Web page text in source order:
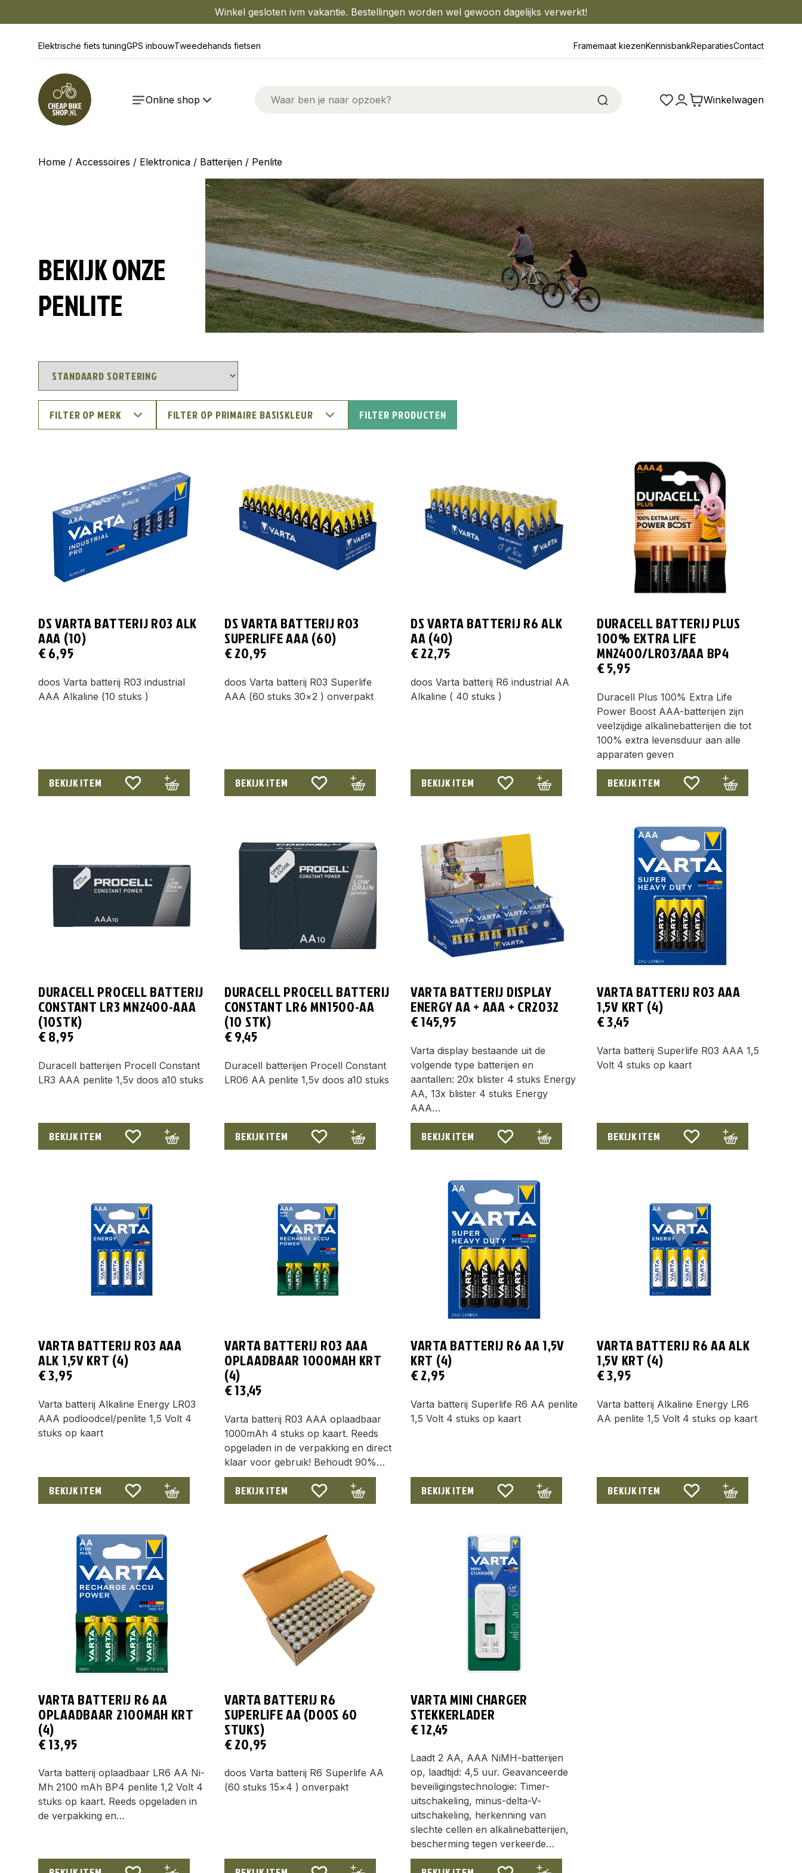
Winkel gesloten ivm vakantie. Bestellingen worden wel gewoon dagelijks verwerkt!
Elektrische fiets tuningGPS inbouwTweedehands fietsen Framemaat kiezenKennisbankReparatiesContact
Online shop Winkelwagen
Home / Accessoires / Elektronica / Batterijen / Penlite
BEKIJK ONZE
PENLITE
FILTER OP MERK FILTER OP PRIMAIRE BASISKLEUR FILTER PRODUCTEN
DS VARTA BATTERIJ R03 ALK
AAA (10)
€6,95
doos Varta batterij R03 industrial
AAA Alkaline (10 stuks )
BEKIJK ITEM
DS VARTA BATTERIJ R03
SUPERLIFE AAA (60)
€20,95
doos Varta batterij R03 Superlife
AAA (60 stuks 30×2 ) onverpakt
BEKIJK ITEM
DS VARTA BATTERIJ R6 ALK
AA (40)
€22,75
doos Varta batterij R6 industrial AA
Alkaline ( 40 stuks )
BEKIJK ITEM
DURACELL BATTERIJ PLUS
100% EXTRA LIFE
MN2400/LR03/AAA BP4
€5,95
Duracell Plus 100% Extra Life
Power Boost AAA-batterijen zijn
veelzijdige alkalinebatterijen die tot
100% extra levensduur aan alle
apparaten geven
BEKIJK ITEM
DURACELL PROCELL BATTERIJ
CONSTANT LR3 MN2400-AAA
(10STK)
€8,95
Duracell batterijen Procell Constant
LR3 AAA penlite 1,5v doos a10 stuks
BEKIJK ITEM
DURACELL PROCELL BATTERIJ
CONSTANT LR6 MN1500-AA
(10 STK)
€9,45
Duracell batterijen Procell Constant
LR06 AA penlite 1,5v doos a10 stuks
BEKIJK ITEM
VARTA BATTERIJ DISPLAY
ENERGY AA + AAA + CR2032
€145,95
Varta display bestaande uit de
volgende type batterijen en
aantallen: 20x blister 4 stuks Energy
AA, 13x blister 4 stuks Energy
AAA…
BEKIJK ITEM
VARTA BATTERIJ R03 AAA
1,5V KRT (4)
€3,45
Varta batterij Superlife R03 AAA 1,5
Volt 4 stuks op kaart
BEKIJK ITEM
VARTA BATTERIJ R03 AAA
ALK 1,5V KRT (4)
€3,95
Varta batterij Alkaline Energy LR03
AAA podloodcel/penlite 1,5 Volt 4
stuks op kaart
BEKIJK ITEM
VARTA BATTERIJ R03 AAA
OPLAADBAAR 1000MAH KRT
(4)
€13,45
Varta batterij R03 AAA oplaadbaar
1000mAh 4 stuks op kaart. Reeds
opgeladen in de verpakking en direct
klaar voor gebruik! Behoudt 90%…
BEKIJK ITEM
VARTA BATTERIJ R6 AA 1,5V
KRT (4)
€2,95
Varta batterij Superlife R6 AA penlite
1,5 Volt 4 stuks op kaart
BEKIJK ITEM
VARTA BATTERIJ R6 AA ALK
1,5V KRT (4)
€3,95
Varta batterij Alkaline Energy LR6
AA penlite 1,5 Volt 4 stuks op kaart
BEKIJK ITEM
VARTA BATTERIJ R6 AA
OPLAADBAAR 2100MAH KRT
(4)
€13,95
Varta batterij oplaadbaar LR6 AA Ni-
Mh 2100 mAh BP4 penlite 1,2 Volt 4
stuks op kaart. Reeds opgeladen in
de verpakking en…
VARTA BATTERIJ R6
SUPERLIFE AA (DOOS 60
STUKS)
€20,95
doos Varta batterij R6 Superlife AA
(60 stuks 15×4 ) onverpakt
VARTA MINI CHARGER
STEKKERLADER
€12,45
Laadt 2 AA, AAA NiMH-batterijen
op, laadtijd: 4,5 uur. Geavanceerde
beveiligingstechnologie: Timer-
uitschakeling, minus-delta-V-
uitschakeling, herkenning van
slechte cellen en alkalinebatterijen,
bescherming tegen verkeerde…